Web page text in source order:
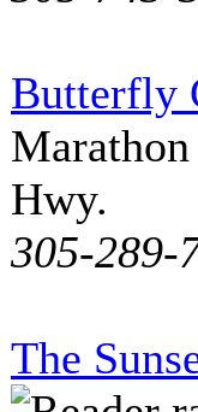
Butterfly
Marathon
Hwy.
305-289-
The